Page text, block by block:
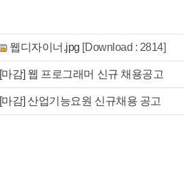
웹디자이너.jpg [Download : 2814]
[마감] 웹 프로그래머 신규 채용공고
[마감] 산업기능요원 신규채용 공고